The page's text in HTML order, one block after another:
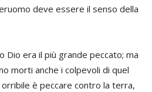
deve essere il senso della
Dio era il più grande peccato; ma
morti anche i colpevoli di quel
orribile è peccare contro la terra,